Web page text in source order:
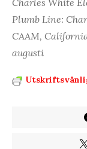
Charles White
Plumb Line:
CAAM,
augusti